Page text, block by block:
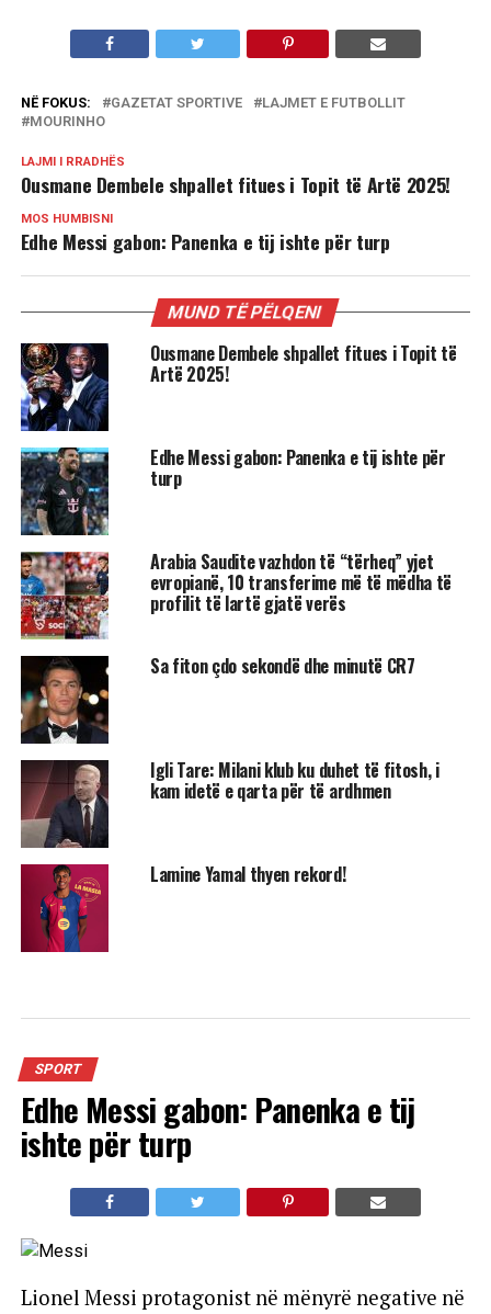
NË FOKUS: GAZETAT SPORTIVE
LAJMET E FUTBOLLIT
MOURINHO
LAJMI I RRADHËS
Ousmane Dembele shpallet fitues i Topit të Artë 2025!
MOS HUMBISNI
Edhe Messi gabon: Panenka e tij ishte për turp
MUND TË PËLQENI
Ousmane Dembele shpallet fitues i Topit të
Artë 2025!
Edhe Messi gabon: Panenka e tij ishte për
turp
Arabia Saudite vazhdon të “tërheq” yjet
evropianë, 10 transferime më të mëdha të
profilit të lartë gjatë verës
Sa fiton çdo sekondë dhe minutë CR7
Igli Tare: Milani klub ku duhet të fitosh, i
kam idetë e qarta për të ardhmen
Lamine Yamal thyen rekord!
SPORT
Edhe Messi gabon: Panenka e tij
ishte për turp
Lionel Messi protagonist në mënyrë negative në